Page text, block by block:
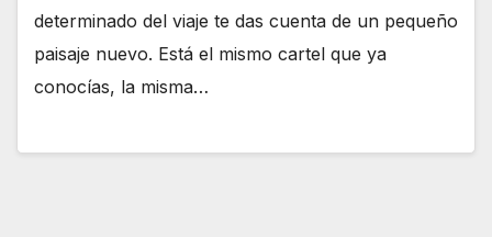
determinado del viaje te das cuenta de un pequeño
paisaje nuevo. Está el mismo cartel que ya
conocías, la misma…